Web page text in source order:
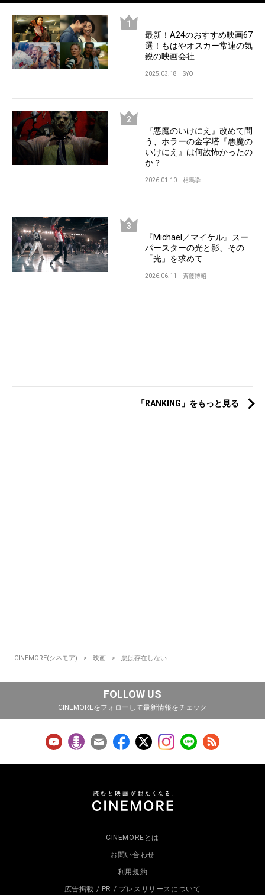
最新！A24のおすすめ映画67
選！もはやオスカー常連の気
鋭の映画会社
2025.03.18 SYO
『悪魔のいけにえ』改めて問
う、ホラーの金字塔『悪魔の
いけにえ』は何故怖かったの
か？
2026.01.10 相馬学
『Michael／マイケル』スー
パースターの光と影、その
「光」を求めて
2026.06.11 斉藤博昭
「RANKING」をもっと見る
CINEMORE(シネモア) 映画 悪は存在しない
FOLLOW US
CINEMOREをフォローして最新情報をチェック
CINEMOREとは
お問い合わせ
利用規約
広告掲載 / PR / プレスリリースについて